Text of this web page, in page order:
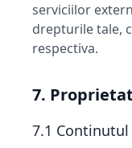
serviciilor
drepturile tale,
respectiva.
7.
7.1